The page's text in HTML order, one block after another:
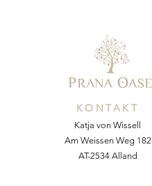
KONTAKT
Katja von Wissell
Am Weissen Weg 182
AT-2534 Alland